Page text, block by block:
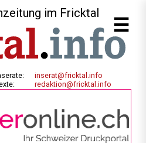
im Fricktal
inserat@fricktal.info
redaktion@fricktal.info